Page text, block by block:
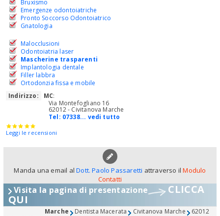
Bruxismo
Emergenze odontoiatriche
Pronto Soccorso Odontoiatrico
Gnatologia
Malocclusioni
Odontoiatria laser
Mascherine trasparenti
Implantologia dentale
Filler labbra
Ortodonzia fissa e mobile
Indirizzo:
MC:
Via Montefogliano 16
62012 - Civitanova Marche
Tel: 07338... vedi tutto
Leggi le recensioni
Manda una email alDott. Paolo Passaretti attraverso ilModulo
Contatti
Visita la pagina di presentazione CLICCA
QUI
Marche Dentista Macerata Civitanova Marche 62012